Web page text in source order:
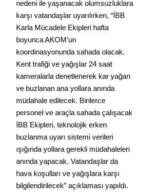
nedeni ile yaşanacak olumsuzluklara
karşı vatandaşlar uyarılırken, “İBB
Karla Mücadele Ekipleri hafta
boyunca AKOM’un
koordinasyonunda sahada olacak.
Kent trafiği ve yağışlar 24 saat
kameralarla denetlenerek kar yağan
ve buzlanan ana yollara anında
müdahale edilecek. Binlerce
personel ve araçla sahada çalışacak
İBB Ekipleri, teknolojik erken
buzlanma uyarı sistemi verileri
ışığında yollara gerekli müdahaleleri
anında yapacak. Vatandaşlar da
hava koşulları ve yağışlara karşı
bilgilendirilecek” açıklaması yapıldı.